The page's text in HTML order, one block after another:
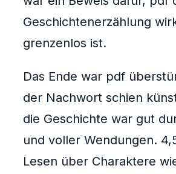
Geschichtenerzählung
grenzenlos ist.
Das Ende war pdf
der Nachwort schien
die Geschichte war gut
und voller Wendungen.
Lesen über Charaktere